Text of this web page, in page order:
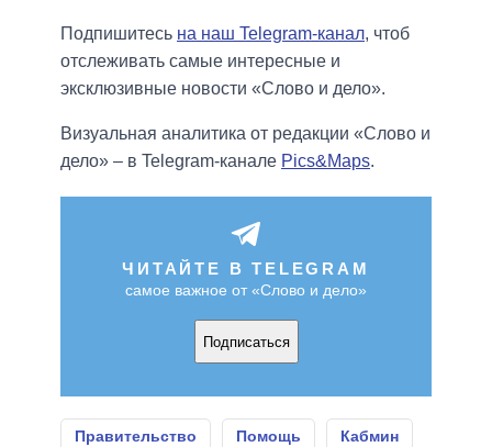
Подпишитесь на наш Telegram-канал, чтоб
отслеживать самые интересные и
эксклюзивные новости «Слово и дело».
Визуальная аналитика от редакции «Слово и
дело» – в Telegram-канале Pics&Maps.
ЧИТАЙТЕ В TELEGRAM
самое важное от «Слово и дело»
Подписаться
Правительство Помощь Кабмин